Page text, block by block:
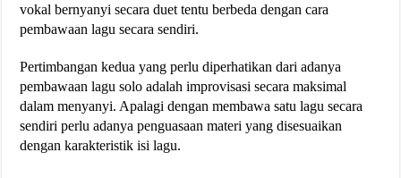
vokal bernyanyi secara duet tentu berbeda dengan cara
pembawaan lagu secara sendiri.
Pertimbangan kedua yang perlu diperhatikan dari adanya
pembawaan lagu solo adalah improvisasi secara maksimal
dalam menyanyi. Apalagi dengan membawa satu lagu secara
sendiri perlu adanya penguasaan materi yang disesuaikan
dengan karakteristik isi lagu.